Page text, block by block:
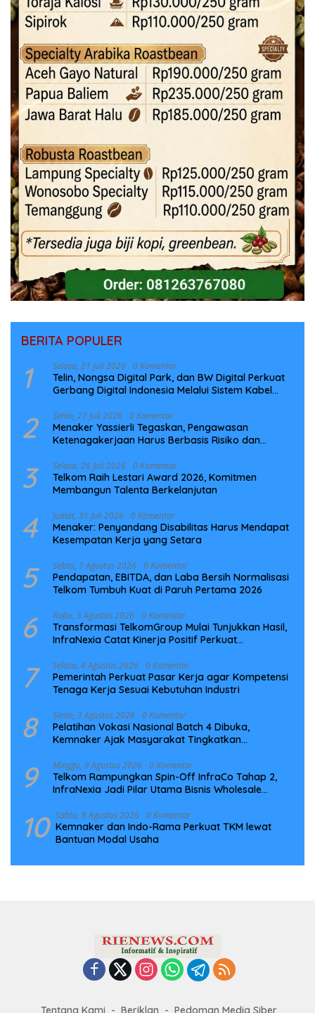
BERITA POPULER
1 Selasa, 21 Juli 2026 0 Komentar
Telin, Nongsa Digital Park, dan BW Digital Perkuat
Gerbang Digital Indonesia Melalui Sistem Kabel
2 Senin, 27 Juli 2026 0 Komentar
Menaker Yassierli Tegaskan, Pengawasan
Ketenagakerjaan Harus Berbasis Risiko dan
3 Selasa, 28 Juli 2026 0 Komentar
Telkom Raih Lestari Award 2026, Komitmen
Membangun Talenta Berkelanjutan
4 Jumat, 31 Juli 2026 0 Komentar
Menaker: Penyandang Disabilitas Harus Mendapat
Kesempatan Kerja yang Setara
5 Sabtu, 1 Agustus 2026 0 Komentar
Pendapatan, EBITDA, dan Laba Bersih Normalisasi
Telkom Tumbuh Kuat di Paruh Pertama 2026
6 Rabu, 5 Agustus 2026 0 Komentar
Transformasi TelkomGroup Mulai Tunjukkan Hasil,
InfraNexia Catat Kinerja Positif Perkuat
7 Selasa, 4 Agustus 2026 0 Komentar
Pemerintah Perkuat Pasar Kerja agar Kompetensi
Tenaga Kerja Sesuai Kebutuhan Industri
8 Senin, 3 Agustus 2026 0 Komentar
Pelatihan Vokasi Nasional Batch 4 Dibuka,
Kemnaker Ajak Masyarakat Tingkatkan
9 Minggu, 9 Agustus 2026 0 Komentar
Telkom Rampungkan Spin-Off InfraCo Tahap 2,
InfraNexia Jadi Pilar Utama Bisnis Wholesale
10 Sabtu, 8 Agustus 2026 0 Komentar
Kemnaker dan Indo-Rama Perkuat TKM lewat
Bantuan Modal Usaha
Tentang Kami Beriklan Pedoman Media Siber